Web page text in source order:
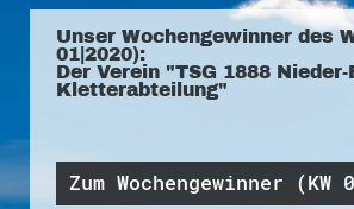
Unser Wochengewinner des
01|2020):
Der Verein "TSG 1888
Kletterabteilung"
Zum Wochengewinner (KW